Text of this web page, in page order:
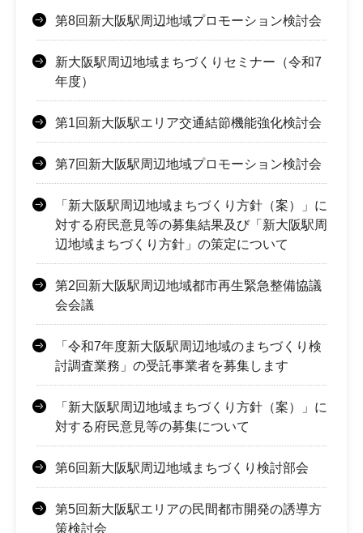
第8回新大阪駅周辺地域プロモーション検討会
新大阪駅周辺地域まちづくりセミナー（令和7
年度）
第1回新大阪駅エリア交通結節機能強化検討会
第7回新大阪駅周辺地域プロモーション検討会
「新大阪駅周辺地域まちづくり方針（案）」に
対する府民意見等の募集結果及び「新大阪駅周
辺地域まちづくり方針」の策定について
第2回新大阪駅周辺地域都市再生緊急整備協議
会会議
「令和7年度新大阪駅周辺地域のまちづくり検
討調査業務」の受託事業者を募集します
「新大阪駅周辺地域まちづくり方針（案）」に
対する府民意見等の募集について
第6回新大阪駅周辺地域まちづくり検討部会
第5回新大阪駅エリアの民間都市開発の誘導方
策検討会